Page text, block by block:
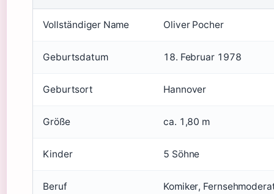
Vollständiger Name Oliver Pocher
Geburtsdatum 18. Februar 1978
Geburtsort Hannover
Größe ca. 1,80 m
Kinder 5 Söhne
Beruf Komiker,